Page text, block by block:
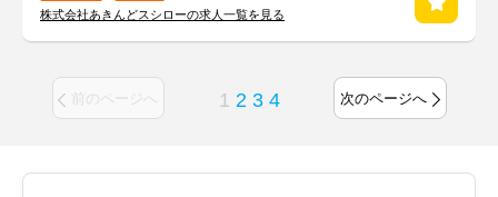
株式会社あきんどスシローの求人一覧を見る
前のページへ 1 2 3 4 次のページへ